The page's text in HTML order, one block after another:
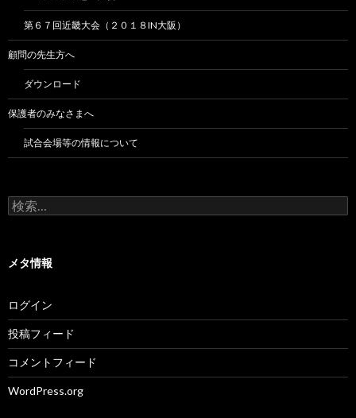
第６７回近畿大会（２０１８IN大阪）
顧問の先生方へ
ダウンロード
保護者のみなさまへ
試合会場等の情報について
検
索:
メタ情報
ログイン
投稿フィード
コメントフィード
WordPress.org